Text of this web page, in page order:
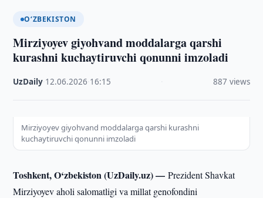
O‘ZBEKISTON
Mirziyoyev giyohvand moddalarga qarshi
kurashni kuchaytiruvchi qonunni imzoladi
UzDaily 12.06.2026 16:15 887 views
Mirziyoyev giyohvand moddalarga qarshi kurashni
kuchaytiruvchi qonunni imzoladi
Toshkent, O‘zbekiston (UzDaily.uz) —Prezident Shavkat
Mirziyoyev aholi salomatligi va millat genofondini